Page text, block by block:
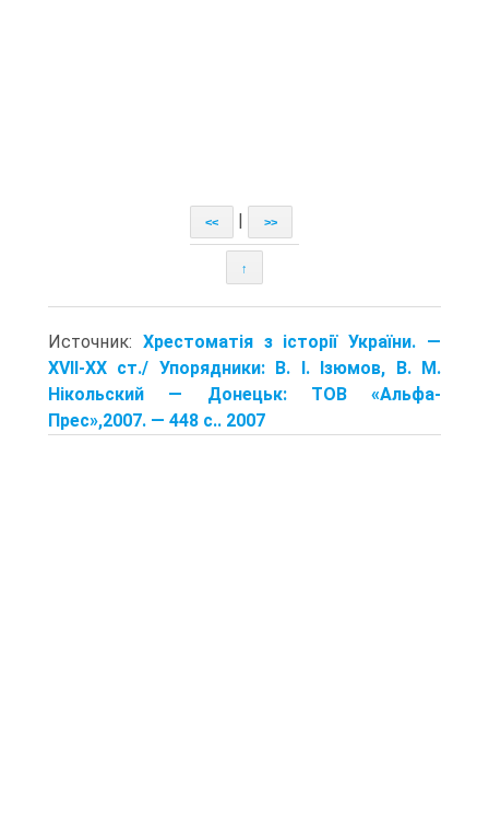
<< >>
↑
Источник: Хрестоматія з історії України. —
XVII-XX ст./ Упорядники: В. І. Ізюмов, В. М.
Нікольский — Донецьк: TOB «Альфа-
Прес»,2007. — 448 с.. 2007